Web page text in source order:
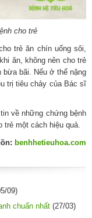
cho trẻ
trẻ ăn chín uống sôi,
ăn, không nên cho trẻ
bừa bãi. Nếu ở thể nặng
trị tiêu chảy của Bác sĩ
về những chứng bệnh
trẻ một cách hiệu quả.
benhhetieuhoa.com
09)
chuẩn nhất (27/03)